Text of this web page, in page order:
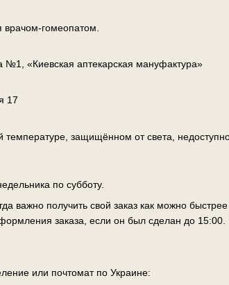
врачом-гомеопатом.
«Киевская аптекарская мануфактура»
17
температуре, защищённом от света,
по субботу.
важно получить свой заказ как можно
заказа, если он был сделан до 15:00.
или почтомат по Украине: